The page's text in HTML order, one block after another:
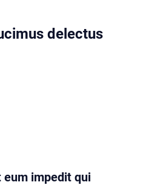
delectus
eum impedit qui